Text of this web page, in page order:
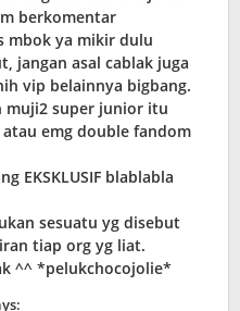
berkomentar
mbok ya mikir dulu
jangan asal cablak juga
vip belainnya bigbang.
muji2 super junior itu
emg double fandom
EKSKLUSIF blablabla
sesuatu yg disebut
tiap org yg liat.
^^ *pelukchocojolie*